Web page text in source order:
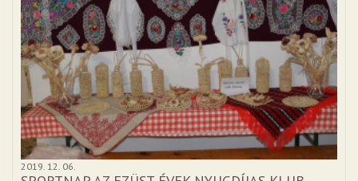
2019. 12. 06.